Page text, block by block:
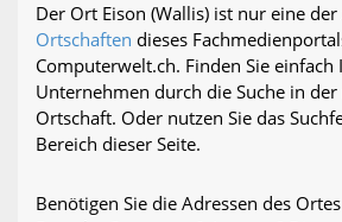
Der Ort Eison (Wallis) ist nur eine
Ortschaften dieses
Computerwelt.ch. Finden Sie einfach
Unternehmen durch die Suche in
Ortschaft. Oder nutzen Sie das
Bereich dieser Seite.
Benötigen Sie die Adressen des